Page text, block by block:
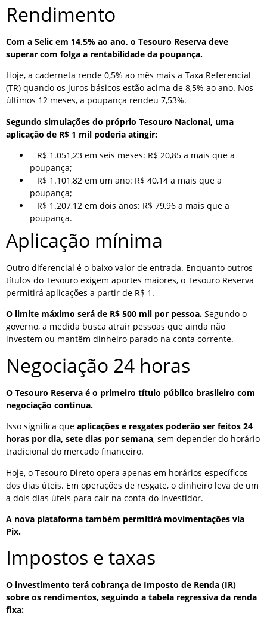
Rendimento
Com a Selic em 14,5% ao ano, o Tesouro Reserva deve
superar com folga a rentabilidade da poupança.
Hoje, a caderneta rende 0,5% ao mês mais a Taxa Referencial
(TR) quando os juros básicos estão acima de 8,5% ao ano. Nos
últimos 12 meses, a poupança rendeu 7,53%.
Segundo simulações do próprio Tesouro Nacional, uma
aplicação de R$ 1 mil poderia atingir:
R$ 1.051,23 em seis meses: R$ 20,85 a mais que a
poupança;
R$ 1.101,82 em um ano: R$ 40,14 a mais que a
poupança;
R$ 1.207,12 em dois anos: R$ 79,96 a mais que a
poupança.
Aplicação mínima
Outro diferencial é o baixo valor de entrada. Enquanto outros
títulos do Tesouro exigem aportes maiores, o Tesouro Reserva
permitirá aplicações a partir de R$ 1.
O limite máximo será de R$ 500 mil por pessoa. Segundo o
governo, a medida busca atrair pessoas que ainda não
investem ou mantêm dinheiro parado na conta corrente.
Negociação 24 horas
O Tesouro Reserva é o primeiro título público brasileiro com
negociação contínua.
Isso significa que aplicações e resgates poderão ser feitos 24
horas por dia, sete dias por semana, sem depender do horário
tradicional do mercado financeiro.
Hoje, o Tesouro Direto opera apenas em horários específicos
dos dias úteis. Em operações de resgate, o dinheiro leva de um
a dois dias úteis para cair na conta do investidor.
A nova plataforma também permitirá movimentações via
Pix.
Impostos e taxas
O investimento terá cobrança de Imposto de Renda (IR)
sobre os rendimentos, seguindo a tabela regressiva da renda
fixa: